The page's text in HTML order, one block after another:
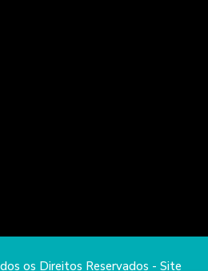
os Direitos Reservados - Site